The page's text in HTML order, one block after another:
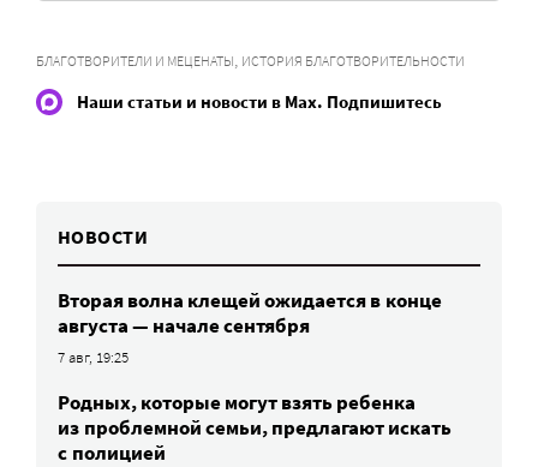
БЛАГОТВОРИТЕЛИ И МЕЦЕНАТЫ ИСТОРИЯ БЛАГОТВОРИТЕЛЬНОСТИ
Наши статьи и новости в Max. Подпишитесь
НОВОСТИ
Вторая волна клещей ожидается в конце
августа — начале сентября
7 авг, 19:25
Родных, которые могут взять ребенка
из проблемной семьи, предлагают искать
с полицией